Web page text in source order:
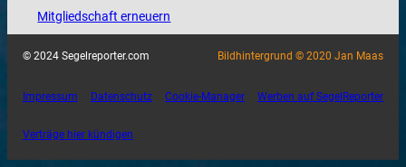
Mitgliedschaft erneuern
© 2024 Segelreporter.com Bildhintergrund © 2020 Jan Maas
Impressum Datenschutz Cookie-Manager Werben auf SegelReporter
Verträge hier kündigen